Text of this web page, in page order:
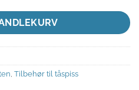
, Tilbehør til tåspiss